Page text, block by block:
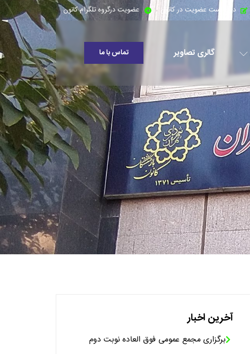
درخواست عضویت در کانون عضویت درگروه تلگرام کانون
گالری تصاویر تماس با ما
آخرین اخبار
برگزاری مجمع عمومی فوق العاده نوبت دوم